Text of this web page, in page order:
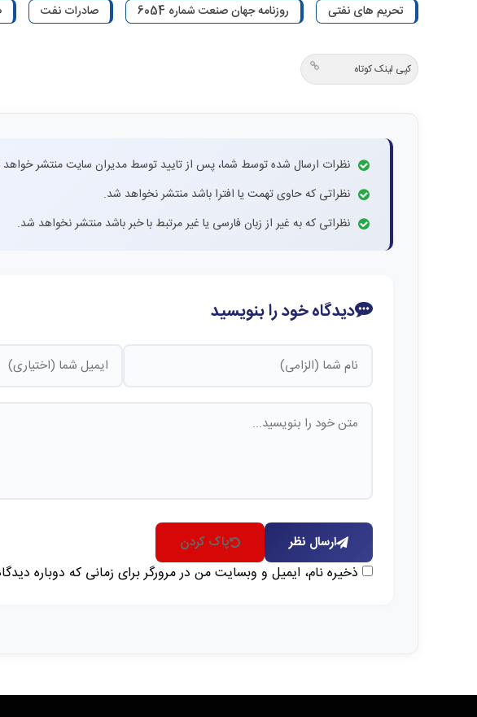
تحریم های نفتی روزنامه جهان صنعت شماره 6054 صادرات نفت
کپی لینک کوتاه
نظرات ارسال شده توسط شما، پس از تایید توسط مدیران سایت منتشر
نظراتی که حاوی تهمت یا افترا باشد منتشر نخواهد شد.
نظراتی که به غیر از زبان فارسی یا غیر مرتبط با خبر باشد منتشر نخواهد شد.
دیدگاه خود را بنویسید
ارسال نظر پاک کردن
ذخیره نام، ایمیل و وبسایت من در مرورگر برای زمانی که دوباره